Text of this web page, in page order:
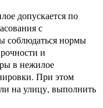
допускается по
с
нормы
и
в нежилое
При этом
на улицу, выполнить